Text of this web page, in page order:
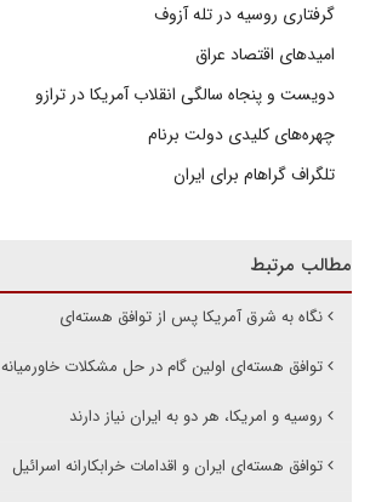
گرفتاری روسیه در تله آزوف
امیدهای اقتصاد عراق
دویست و پنجاه سالگی انقلاب آمریکا در ترازو
چهره‌های کلیدی دولت برنام
تلگراف گراهام برای ایران
مطالب مرتبط
نگاه به شرق آمریکا پس از توافق هسته‌ای
توافق هسته‌ای اولین گام در حل مشکلات خاورمیانه
روسیه و امریکا، هر دو به ایران نیاز دارند
توافق هسته‌ای ایران و اقدامات خرابکارانه اسرائیل